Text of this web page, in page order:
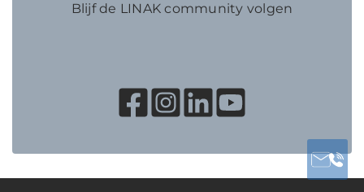
Blijf de LINAK community volgen